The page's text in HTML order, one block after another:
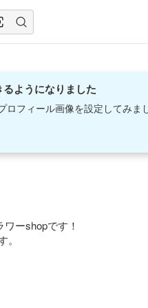
ようになりました
ロフィール画像を設定してみま
ーshopです！